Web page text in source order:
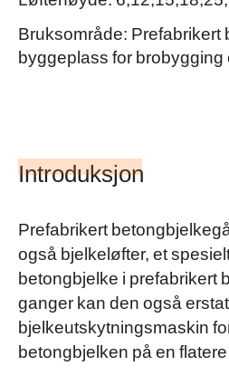
Bruksområde: Prefabrikert
byggeplass for brobygging
Introduksjon
Prefabrikert
også bjelkeløfter, et
betongbjelke i prefabrikert
ganger kan den også
bjelkeutskytningsmaskin
betongbjelken på en